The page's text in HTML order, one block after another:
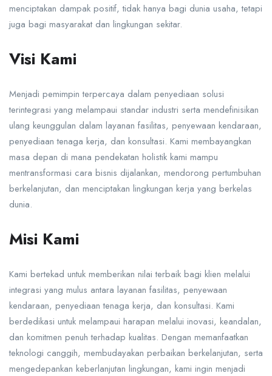
menciptakan dampak positif, tidak hanya bagi dunia usaha, tetapi
juga bagi masyarakat dan lingkungan sekitar.
Visi Kami
Menjadi pemimpin terpercaya dalam penyediaan solusi
terintegrasi yang melampaui standar industri serta mendefinisikan
ulang keunggulan dalam layanan fasilitas, penyewaan kendaraan,
penyediaan tenaga kerja, dan konsultasi. Kami membayangkan
masa depan di mana pendekatan holistik kami mampu
mentransformasi cara bisnis dijalankan, mendorong pertumbuhan
berkelanjutan, dan menciptakan lingkungan kerja yang berkelas
dunia.
Misi Kami
Kami bertekad untuk memberikan nilai terbaik bagi klien melalui
integrasi yang mulus antara layanan fasilitas, penyewaan
kendaraan, penyediaan tenaga kerja, dan konsultasi. Kami
berdedikasi untuk melampaui harapan melalui inovasi, keandalan,
dan komitmen penuh terhadap kualitas. Dengan memanfaatkan
teknologi canggih, membudayakan perbaikan berkelanjutan, serta
mengedepankan keberlanjutan lingkungan, kami ingin menjadi